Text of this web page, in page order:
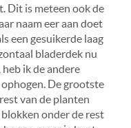
Dit is meteen ook de
naam eer aan doet
een gesuikerde laag
bladerdek nu
ik de andere
De grootste
van de planten
onder de rest